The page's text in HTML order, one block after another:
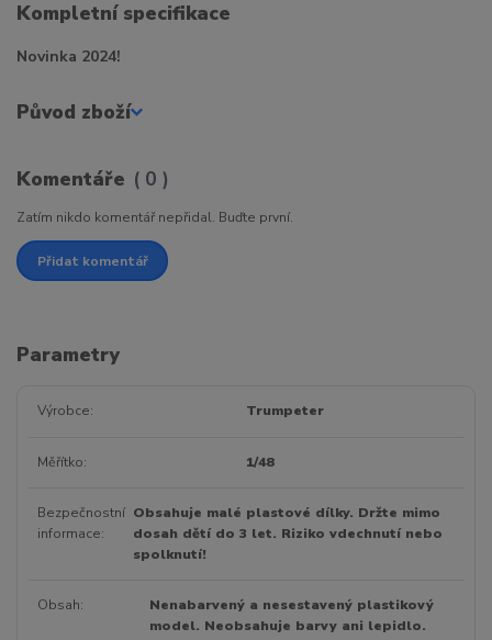
Kompletní specifikace
Novinka 2024!
Původ zboží
Komentáře 0
Zatím nikdo komentář nepřidal. Buďte první.
Přidat komentář
Parametry
Výrobce Trumpeter
Měřítko 1/48
Bezpečnostní
informace
Obsahuje malé plastové dílky. Držte mimo
dosah dětí do 3 let. Riziko vdechnutí nebo
spolknutí!
Obsah
Nenabarvený a nesestavený plastikový
model. Neobsahuje barvy ani lepidlo.